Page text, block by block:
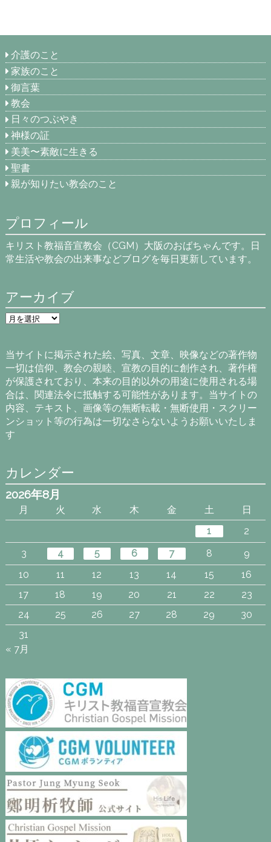
介護のこと
家族のこと
御言葉
教会
日々のつぶやき
神様の証
美美〜素敵に生きる
聖書
親が知りたい教会のこと
プロフィール
キリスト教福音宣教会（CGM）大阪のおばちゃんです。日
常生活や教会の出来事などブログを毎日更新しています。
アーカイブ
ア
ー
ブ
当サイトに掲示された絵、写真、文章、映像などの著作物
一切は信仰、教会の親睦、宣教の目的に創作され、著作権
が保護されており、本来の目的以外の用途に使用される場
合は、関連法令に抵触する可能性があります。当サイトの
内容、テキスト、画像等の無断転載・無断使用・スクリー
ンショット等の行為は一切なさらないようお願いいたしま
す
カレンダー
2026年8月
月 火 水 木 金 土
日
1
2
3
4 5 6 7 8
9
10
11 12 13 14 15
16
17
18 19 20 21 22
23
24
25 26 27 28 29
30
31
« 7月